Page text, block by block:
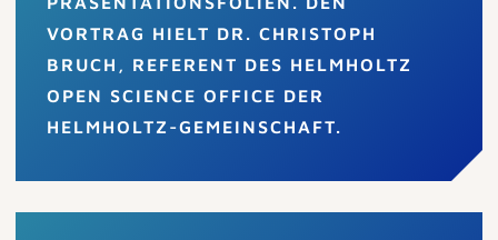
VORTRAG HIELT DR. CHRISTOPH
BRUCH, REFERENT DES HELMHOLTZ
OPEN SCIENCE OFFICE DER
HELMHOLTZ-GEMEINSCHAFT.